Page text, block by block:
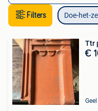
Filters Doe-het-
Ttr
€
Geel